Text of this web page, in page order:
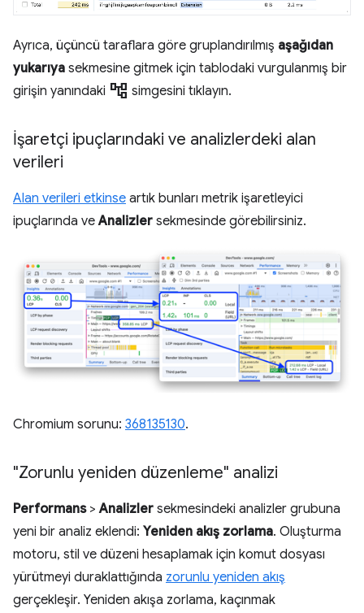
Ayrıca, üçüncü taraflara göre gruplandırılmış aşağıdan
yukarıya sekmesine gitmek için tablodaki vurgulanmış bir
girişin yanındaki account_tree simgesini tıklayın.
İşaretçi ipuçlarındaki ve analizlerdeki alan
verileri
Alan verileri etkinse artık bunları metrik işaretleyici
ipuçlarında veAnalizler sekmesinde görebilirsiniz.
Chromium sorunu: 368135130.
"Zorunlu yeniden düzenleme" analizi
Performans>Analizler sekmesindeki analizler grubuna
yeni bir analiz eklendi: Yeniden akış zorlama. Oluşturma
motoru, stil ve düzeni hesaplamak için komut dosyası
yürütmeyi duraklattığında zorunlu yeniden akış
gerçekleşir. Yeniden akışa zorlama, kaçınmak